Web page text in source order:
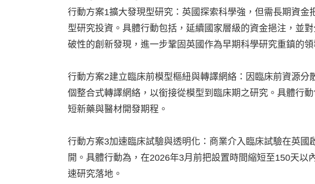
行動方案1擴大發現型研究：英國探索科學強，但需長期資
型研究投資。具體行動包括，延續國家層級的資金挹注，並
破性的創新發現，進一步鞏固英國作為早期科學研究重鎮的領
行動方案2建立臨床前模型樞紐與轉譯網絡：因臨床前資源
個整合式轉譯網絡，以銜接從模型到臨床期之研究。具體行
短新藥與醫材開發期程。
行動方案3加速臨床試驗與透明化：商業介入臨床試驗在英
開。具體行動為，在2026年3月前把設置時間縮短至150天
速研究落地。